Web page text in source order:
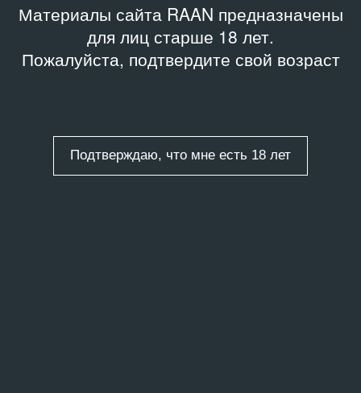
Материалы сайта RAAN предназначены
для лиц старше 18 лет.
Пожалуйста, подтвердите свой возраст
Подтверждаю, что мне есть 18 лет